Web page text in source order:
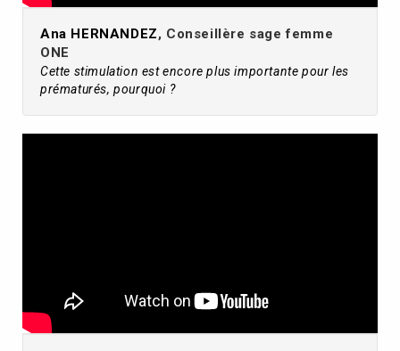
Ana HERNANDEZ, Conseillère sage femme
ONE
Cette stimulation est encore plus importante pour les
prématurés, pourquoi ?